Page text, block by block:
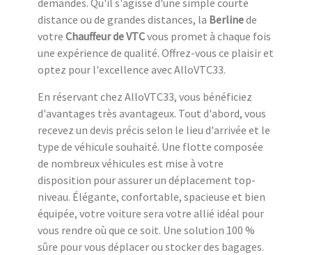
distance ou de grandes distances, la Berlinede
votre Chauffeur de VTCvous promet à chaque fois
une expérience de qualité. Offrez-vous ce plaisir et
optez pour l'excellence avec AlloVTC33.
En réservant chez AlloVTC33, vous bénéficiez
d'avantages très avantageux. Tout d'abord, vous
recevez un devis précis selon le lieu d'arrivée et le
type de véhicule souhaité. Une flotte composée
de nombreux véhicules est mise à votre
disposition pour assurer un déplacement top-
niveau. Élégante, confortable, spacieuse et bien
équipée, votre voiture sera votre allié idéal pour
vous rendre où que ce soit. Une solution 100 %
sûre pour vous déplacer ou stocker des bagages.